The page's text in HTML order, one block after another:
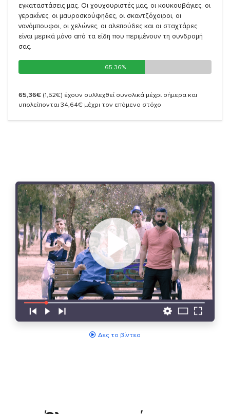
εγκαταστάσεις μας. Οι χουχουριστές μας, οι κουκουβάγιες, οι
γερακίνες, οι μαυροσκούφηδες, οι σκαντζόχοιροι, οι
νανόμπουφοι, οι χελώνες, οι αλεπούδες και οι σταχτάρες
είναι μερικά μόνο από τα είδη που περιμένουν τη συνδρομή
σας.
65.36%
65.36%
65,36€ (1,52€) έχουν συλλεχθεί συνολικά μέχρι σήμερα και
υπολείπονται 34,64€ μέχρι τον επόμενο στόχο
Δες το βίντεο